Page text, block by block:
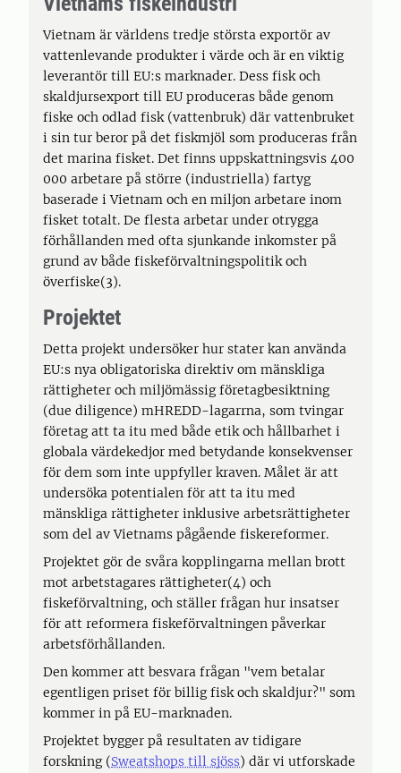
Vietnam är världens tredje största exportör av
vattenlevande produkter i värde och är en viktig
leverantör till EU:s marknader. Dess fisk och
skaldjursexport till EU produceras både genom
fiske och odlad fisk (vattenbruk) där vattenbruket
i sin tur beror på det fiskmjöl som produceras från
det marina fisket. Det finns uppskattningsvis 400
000 arbetare på större (industriella) fartyg
baserade i Vietnam och en miljon arbetare inom
fisket totalt. De flesta arbetar under otrygga
förhållanden med ofta sjunkande inkomster på
grund av både fiskeförvaltningspolitik och
överfiske(3).
Projektet
Detta projekt undersöker hur stater kan använda
EU:s nya obligatoriska direktiv om mänskliga
rättigheter och miljömässig företagbesiktning
(due diligence) mHREDD-lagarrna, som tvingar
företag att ta itu med både etik och hållbarhet i
globala värdekedjor med betydande konsekvenser
för dem som inte uppfyller kraven. Målet är att
undersöka potentialen för att ta itu med
mänskliga rättigheter inklusive arbetsrättigheter
som del av Vietnams pågående fiskereformer.
Projektet gör de svåra kopplingarna mellan brott
mot arbetstagares rättigheter(4) och
fiskeförvaltning, och ställer frågan hur insatser
för att reformera fiskeförvaltningen påverkar
arbetsförhållanden.
Den kommer att besvara frågan "vem betalar
egentligen priset för billig fisk och skaldjur?" som
kommer in på EU-marknaden.
Projektet bygger på resultaten av tidigare
forskning (Sweatshops till sjöss) där vi utforskade